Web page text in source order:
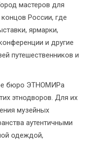
мастеров для
России, где
ярмарки,
и другие
путешественников и
бюро ЭТНОМИРа
этнодворов. Для их
музейных
аутентичными
одеждой,